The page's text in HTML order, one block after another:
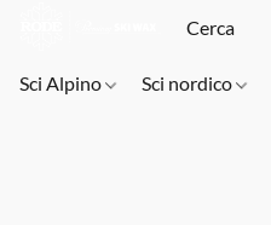
Sci Alpino Sci nordico